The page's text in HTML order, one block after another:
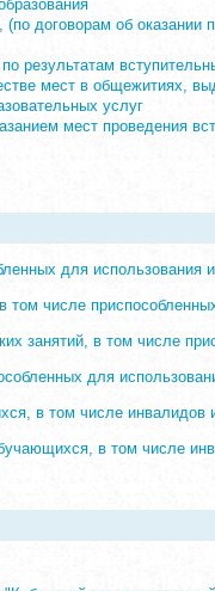
договорам об
результатам
мест в общежитиях,
услуг
мест проведения
для
том числе
занятий, в том числе
для
в том числе инвалидов
в том числе